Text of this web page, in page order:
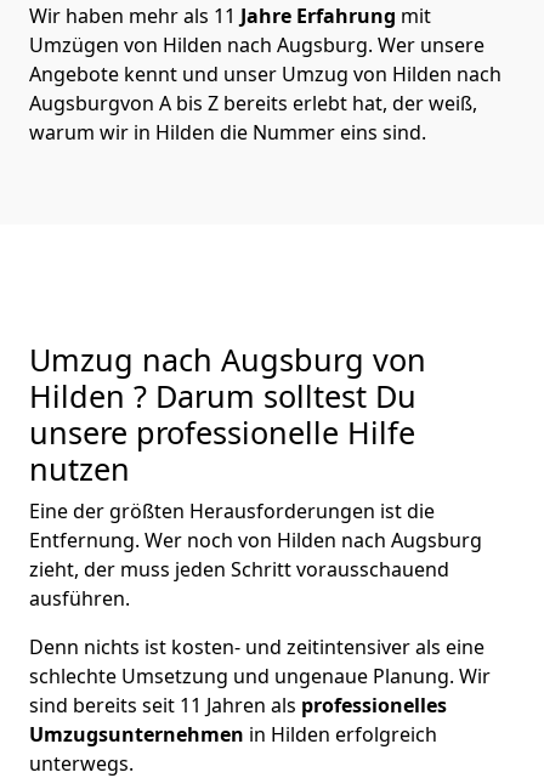
Wir haben mehr als 11 Jahre Erfahrung mit
Umzügen von Hilden nach Augsburg. Wer unsere
Angebote kennt und unser Umzug von Hilden nach
Augsburgvon A bis Z bereits erlebt hat, der weiß,
warum wir in Hilden die Nummer eins sind.
Umzug nach Augsburg von
Hilden ? Darum solltest Du
unsere professionelle Hilfe
nutzen
Eine der größten Herausforderungen ist die
Entfernung. Wer noch von Hilden nach Augsburg
zieht, der muss jeden Schritt vorausschauend
ausführen.
Denn nichts ist kosten- und zeitintensiver als eine
schlechte Umsetzung und ungenaue Planung. Wir
sind bereits seit 11 Jahren als professionelles
Umzugsunternehmen in Hilden erfolgreich
unterwegs.